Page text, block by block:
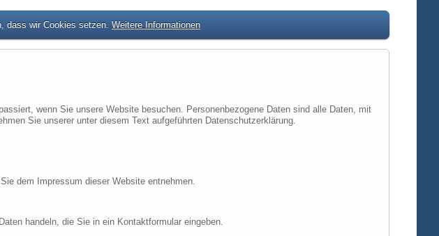
dass wir Cookies setzen. Weitere Informationen
wenn Sie unsere Website besuchen. Personenbezogene Daten sind alle Daten, mit
Sie unserer unter diesem Text aufgeführten Datenschutzerklärung.
dem Impressum dieser Website entnehmen.
handeln, die Sie in ein Kontaktformular eingeben.